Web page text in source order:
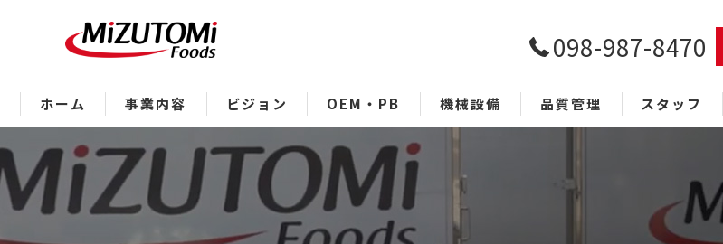
098-987-8470
ホーム 事業内容 ビジョン OEM・PB 機械設備 品質管理 スタッフ